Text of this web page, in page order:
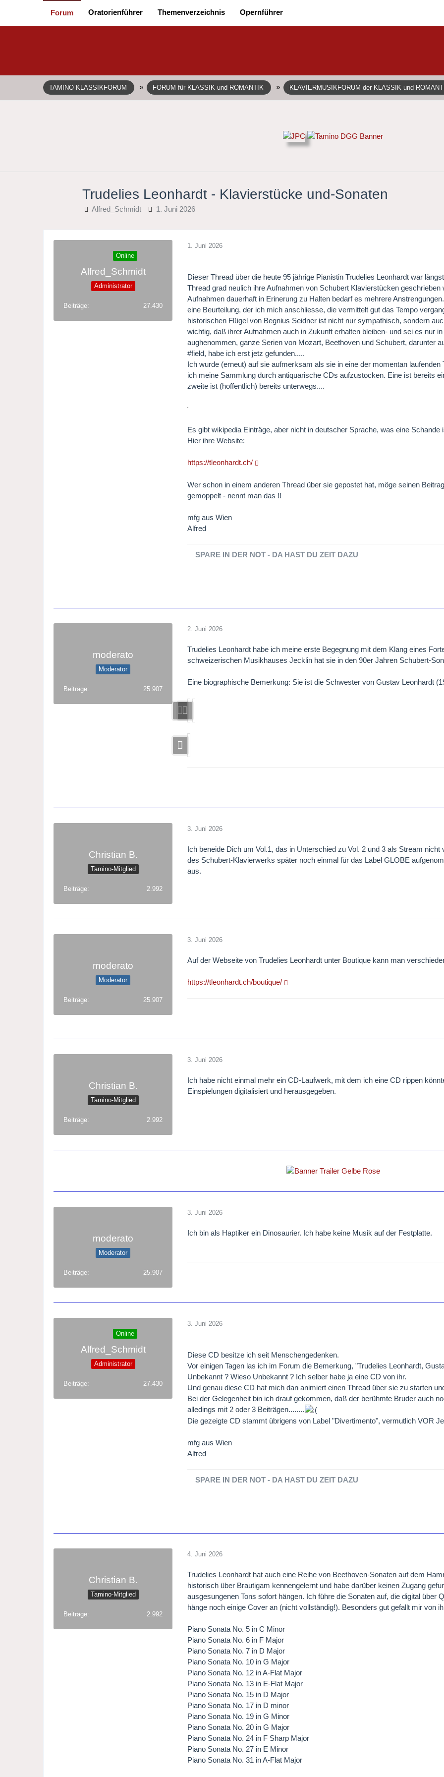
Forum Oratorienführer Themenverzeichnis Opernführer
TAMINO-KLASSIKFORUM » FORUM für KLASSIK und ROMANTIK » KLAVIERMUSIKFORUM der KLASSIK und
Trudelies Leonhardt - Klavierstücke und-Sonaten
Alfred_Schmidt 1. Juni 2026
Online
Alfred_Schmidt
Administrator
Beiträge 27.430
1. Juni 2026
Dieser Thread über die heute 95 jährige Pianistin Trudelies Leonhardt war
Thread grad neulich ihre Aufnahmen von Schubert Klavierstücken
Aufnahmen dauerhaft in Erinerung zu Halten bedarf es mehrere
eine Beurteilung, der ich mich anschliesse, die vermittelt gut das Tempo
historischen Flügel von Begnius Seidner ist nicht nur sympathisch, sondern
wichtig, daß ihrer Aufnahmen auch in Zukunft erhalten bleiben- und sei es nur
aughenommen, ganze Serien von Mozart, Beethoven und Schubert, darunter
#field, habe ich erst jetz gefunden.....
Ich wurde (erneut) auf sie aufmerksam als sie in eine der momentan
ich meine Sammlung durch antiquarische CDs aufzustocken. Eine ist bereits
zweite ist (hoffentlich) bereits unterwegs....
Es gibt wikipedia Einträge, aber nicht in deutscher Sprache, was eine Schande
Hier ihre Website:
https://tleonhardt.ch/
Wer schon in einem anderen Thread über sie gepostet hat, möge seinen
gemoppelt - nennt man das !!
mfg aus Wien
Alfred
SPARE IN DER NOT - DA HAST DU ZEIT DAZU
moderato
Moderator
Beiträge 25.907
2. Juni 2026
Trudelies Leonhardt habe ich meine erste Begegnung mit dem Klang eines
schweizerischen Musikhauses Jecklin hat sie in den 90er Jahren Schubert-
Eine biographische Bemerkung: Sie ist die Schwester von Gustav Leonhardt
Christian B.
Tamino-Mitglied
Beiträge 2.992
3. Juni 2026
Ich beneide Dich um Vol.1, das in Unterschied zu Vol. 2 und 3 als Stream
des Schubert-Klavierwerks später noch einmal für das Label GLOBE
aus.
moderato
Moderator
Beiträge 25.907
3. Juni 2026
Auf der Webseite von Trudelies Leonhardt unter Boutique kann man
https://tleonhardt.ch/boutique/
Christian B.
Tamino-Mitglied
Beiträge 2.992
3. Juni 2026
Ich habe nicht einmal mehr ein CD-Laufwerk, mit dem ich eine CD rippen
Einspielungen digitalisiert und herausgegeben.
moderato
Moderator
Beiträge 25.907
3. Juni 2026
Ich bin als Haptiker ein Dinosaurier. Ich habe keine Musik auf der Festplatte.
Online
Alfred_Schmidt
Administrator
Beiträge 27.430
3. Juni 2026
Diese CD besitze ich seit Menschengedenken.
Vor einigen Tagen las ich im Forum die Bemerkung, "Trudelies Leonhardt,
Unbekannt ? Wieso Unbekannt ? Ich selber habe ja eine CD von ihr.
Und genau diese CD hat mich dan animiert einen Thread über sie zu starten
Bei der Gelegenheit bin ich drauf gekommen, daß der berühmte Bruder auch
alledings mit 2 oder 3 Beiträgen........
Die gezeigte CD stammt übrigens von Label "Divertimento", vermutlich VOR
mfg aus Wien
Alfred
SPARE IN DER NOT - DA HAST DU ZEIT DAZU
Christian B.
Tamino-Mitglied
Beiträge 2.992
4. Juni 2026
Trudelies Leonhardt hat auch eine Reihe von Beethoven-Sonaten auf dem
historisch über Brautigam kennengelernt und habe darüber keinen Zugang
ausgesungenen Tons sofort hängen. Ich führe die Sonaten auf, die digital über
hänge noch einige Cover an (nicht vollständig!). Besonders gut gefallt mir von
Piano Sonata No. 5 in C Minor
Piano Sonata No. 6 in F Major
Piano Sonata No. 7 in D Major
Piano Sonata No. 10 in G Major
Piano Sonata No. 12 in A-Flat Major
Piano Sonata No. 13 in E-Flat Major
Piano Sonata No. 15 in D Major
Piano Sonata No. 17 in D minor
Piano Sonata No. 19 in G Minor
Piano Sonata No. 20 in G Major
Piano Sonata No. 24 in F Sharp Major
Piano Sonata No. 27 in E Minor
Piano Sonata No. 31 in A-Flat Major